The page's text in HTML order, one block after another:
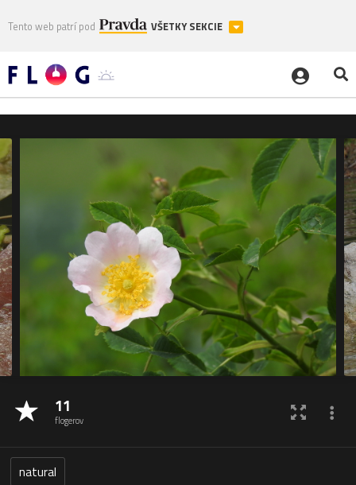
Tento web patrí pod VŠETKY SEKCIE
11
flogerov
natural